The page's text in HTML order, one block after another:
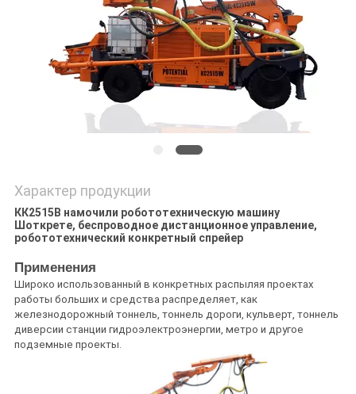
Характер продукции
КК2515В намочили робототехническую машину
Шоткрете, беспроводное дистанционное управление,
робототехнический конкретный спрейер
Применения
Широко использованный в конкретных распыляя проектах
работы больших и средства распределяет, как
железнодорожный тоннель, тоннель дороги, кульверт, тоннель
диверсии станции гидроэлектроэнергии, метро и другое
подземные проекты.